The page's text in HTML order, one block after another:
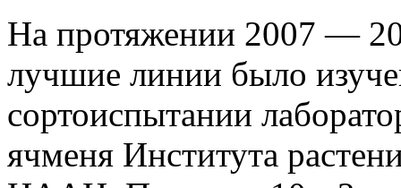
На протяжении 2007 —
лучшие линии было
сортоиспытании
ячменя Института